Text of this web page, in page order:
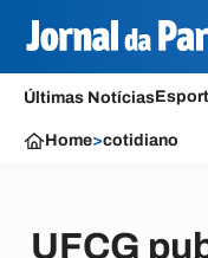
Últimas Notícias
Home>cotidiano
UFCG